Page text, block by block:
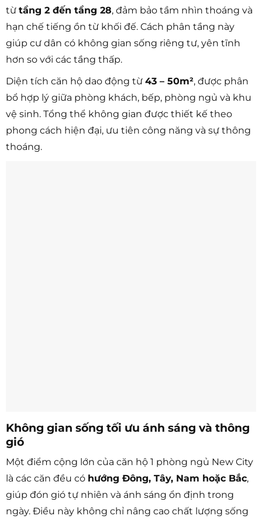
từ tầng 2 đến tầng 28, đảm bảo tầm nhìn thoáng và
hạn chế tiếng ồn từ khối đế. Cách phân tầng này
giúp cư dân có không gian sống riêng tư, yên tĩnh
hơn so với các tầng thấp.
Diện tích căn hộ dao động từ 43 – 50m², được phân
bổ hợp lý giữa phòng khách, bếp, phòng ngủ và khu
vệ sinh. Tổng thể không gian được thiết kế theo
phong cách hiện đại, ưu tiên công năng và sự thông
thoáng.
Không gian sống tối ưu ánh sáng và thông
gió
Một điểm cộng lớn của căn hộ 1 phòng ngủ New City
là các căn đều có hướng Đông, Tây, Nam hoặc Bắc,
giúp đón gió tự nhiên và ánh sáng ổn định trong
ngày. Điều này không chỉ nâng cao chất lượng sống